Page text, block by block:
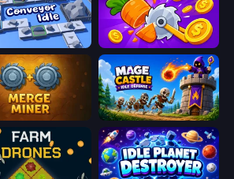
Idle Farm Ring Idle
Miner Mage Castle Idle Defense